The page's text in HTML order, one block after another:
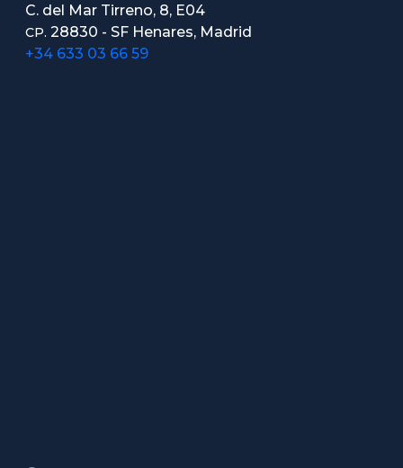
C. del Mar Tirreno, 8, E04
CP. 28830 - SF Henares, Madrid
+34 633 03 66 59